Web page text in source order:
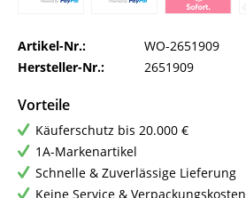
Artikel-Nr.:
WO-2651909
Hersteller-Nr.:
2651909
Vorteile
Käuferschutz bis 20.000 €
1A-Markenartikel
Schnelle & Zuverlässige Lieferung
Keine Service & Verpackungskosten